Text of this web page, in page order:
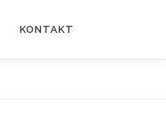
KONTAKT